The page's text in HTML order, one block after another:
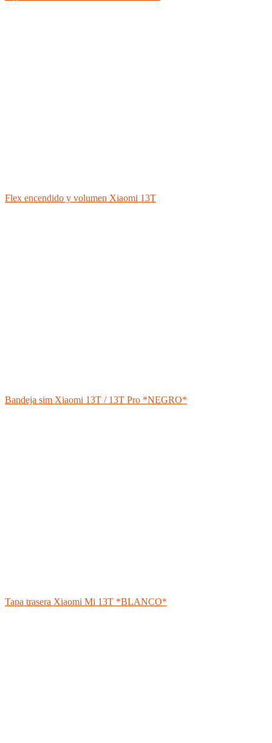
Flex encendido y volumen Xiaomi 13T
Bandeja sim Xiaomi 13T / 13T Pro *NEGRO*
Tapa trasera Xiaomi Mi 13T *BLANCO*